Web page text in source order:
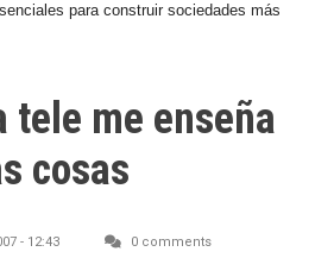
para construir sociedades más
tele me enseña
cosas
- 12:43 0 comments